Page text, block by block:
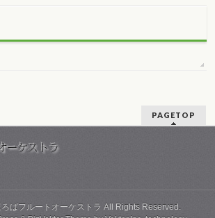
PAGETOP
ろばフルートオーケストラ All Rights Reserved.